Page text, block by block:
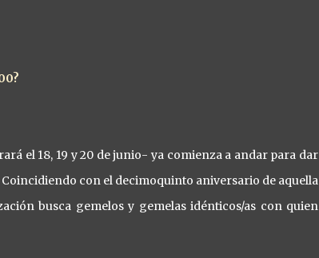
el 18, 19 y 20 de junio- ya comienza a andar para dar
con el decimoquinto aniversario de aquella
busca gemelos y gemelas idénticos/as con quien